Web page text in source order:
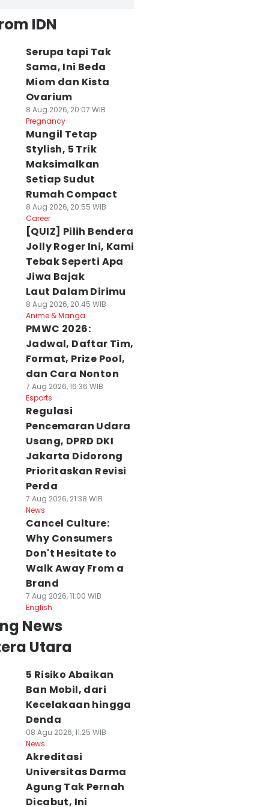
IDN
Serupa tapi Tak
Sama, Ini Beda
Miom dan Kista
Ovarium
8 Aug 2026, 20:07 WIB
Pregnancy
Mungil Tetap
Stylish, 5 Trik
Maksimalkan
Setiap Sudut
Rumah Compact
8 Aug 2026, 20:55 WIB
Career
[QUIZ] Pilih Bendera
Jolly Roger Ini, Kami
Tebak Seperti Apa
Jiwa Bajak
Laut Dalam Dirimu
8 Aug 2026, 20:45 WIB
Anime & Manga
PMWC 2026:
Jadwal, Daftar Tim,
Format, Prize Pool,
dan Cara Nonton
7 Aug 2026, 16:36 WIB
Esports
Regulasi
Pencemaran Udara
Usang, DPRD DKI
Jakarta Didorong
Prioritaskan Revisi
Perda
7 Aug 2026, 21:38 WIB
News
Cancel Culture:
Why Consumers
Don't Hesitate to
Walk Away From a
Brand
7 Aug 2026, 11:00 WIB
English
News
Utara
5 Risiko Abaikan
Ban Mobil, dari
Kecelakaan hingga
Denda
08 Agu 2026, 11:25 WIB
News
Akreditasi
Universitas Darma
Agung Tak Pernah
Dicabut, Ini